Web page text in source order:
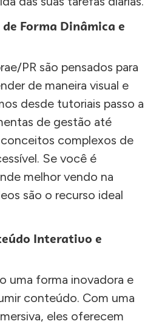
Forma Dinâmica e
PR são pensados para
de maneira visual e
desde tutoriais passo a
de gestão até
complexos de
Se você é
melhor vendo na
são o recurso ideal
Interativo e
uma forma inovadora e
conteúdo. Com uma
eles oferecem